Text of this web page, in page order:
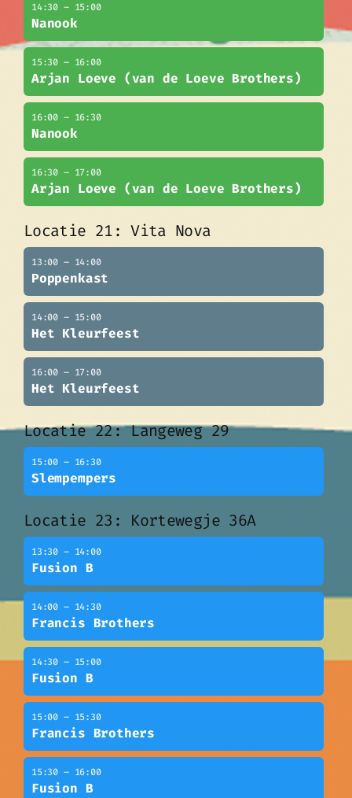
14:30 – 15:00
Nanook
15:30 – 16:00
Arjan Loeve (van de Loeve Brothers)
16:00 – 16:30
Nanook
16:30 – 17:00
Arjan Loeve (van de Loeve Brothers)
Locatie 21: Vita Nova
13:00 – 14:00
Poppenkast
14:00 – 15:00
Het Kleurfeest
16:00 – 17:00
Het Kleurfeest
Locatie 22: Langeweg 29
15:00 – 16:30
Slempempers
Locatie 23: Kortewegje 36A
13:30 – 14:00
Fusion B
14:00 – 14:30
Francis Brothers
14:30 – 15:00
Fusion B
15:00 – 15:30
Francis Brothers
15:30 – 16:00
Fusion B